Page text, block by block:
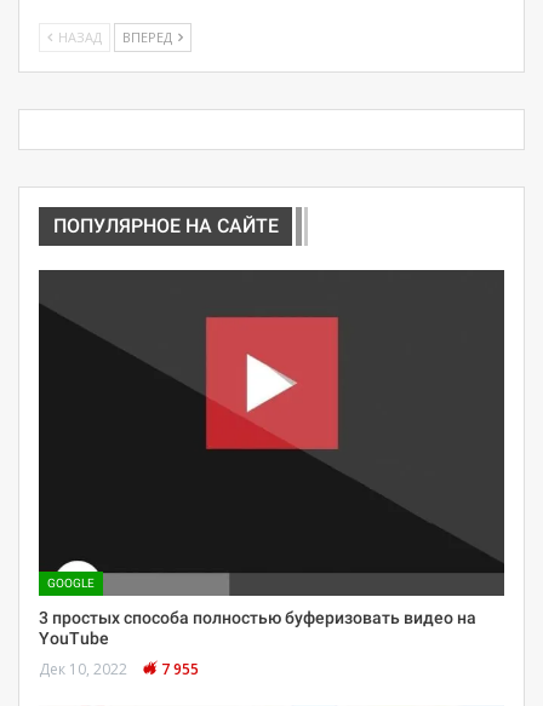
НАЗАД ВПЕРЕД
ПОПУЛЯРНОЕ НА САЙТЕ
GOOGLE
3 простых способа полностью буферизовать видео на
YouTube
Дек 10, 2022 7 955